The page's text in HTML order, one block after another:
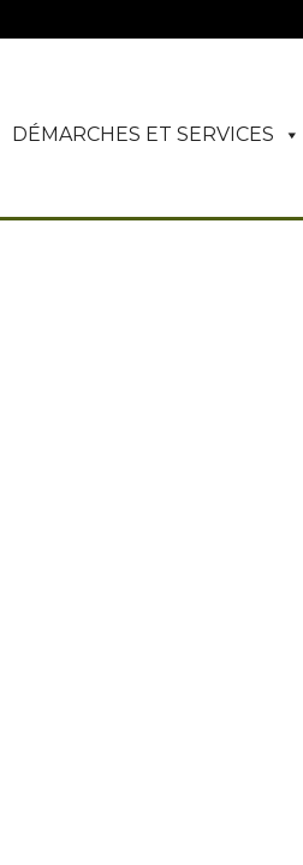
DÉMARCHES ET SERVICES